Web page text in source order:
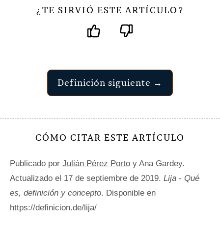
¿ TE SIRVIÓ ESTE ARTÍCULO ?
Definición siguiente →
CÓMO CITAR ESTE ARTÍCULO
Publicado por Julián Pérez Porto y Ana Gardey.
Actualizado el 17 de septiembre de 2019. Lija - Qué
es, definición y concepto. Disponible en
https://definicion.de/lija/